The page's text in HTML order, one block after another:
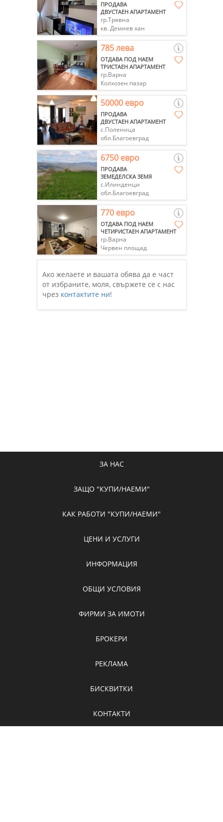
ПРОДАВА
ДВУСТАЕН АПАРТАМЕНТ
гр.Трявна
кв. Демиев хан
785 лева
ОТДАВА ПОД НАЕМ
ТРИСТАЕН АПАРТАМЕНТ
гр.Варна
Колхозен пазар
50000 евро
ПРОДАВА
ДВУСТАЕН АПАРТАМЕНТ
с.Поленица
обл.Благоевград
6750 евро
ПРОДАВА
ЗЕМЕДЕЛСКА ЗЕМЯ
с.Илинденци
обл.Благоевград
770 евро
ОТДАВА ПОД НАЕМ
ЧЕТИРИСТАЕН АПАРТАМЕНТ
гр.Варна
Червен площад
Ако желаете и вашата обява да е част
от избраните, моля, свържете се с нас
чрез контактите ни!
ЗА НАС
ЗАЩО "КУПИ/НАЕМИ"
КАК РАБОТИ "КУПИ/НАЕМИ"
ЦЕНИ И УСЛУГИ
ИНФОРМАЦИЯ
ОБЩИ УСЛОВИЯ
ФИРМИ ЗА ИМОТИ
БРОКЕРИ
РЕКЛАМА
БИСКВИТКИ
КОНТАКТИ